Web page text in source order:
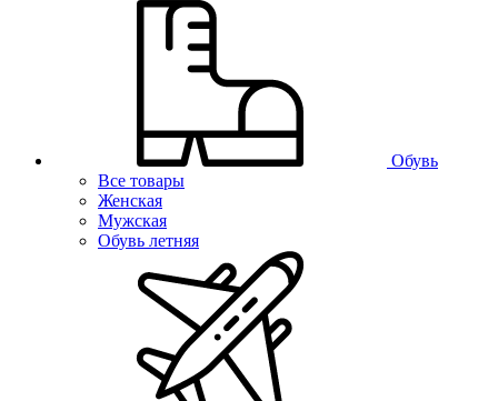
Обувь
Все товары
Женская
Мужская
Обувь летняя